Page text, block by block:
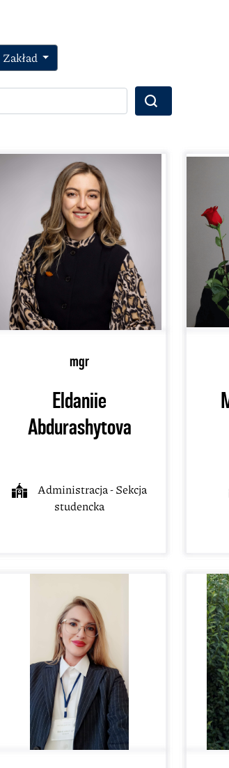
Zakład
Wyszukaj
mgr
Eldaniie
Abdurashytova
Administracja - Sekcja
studencka